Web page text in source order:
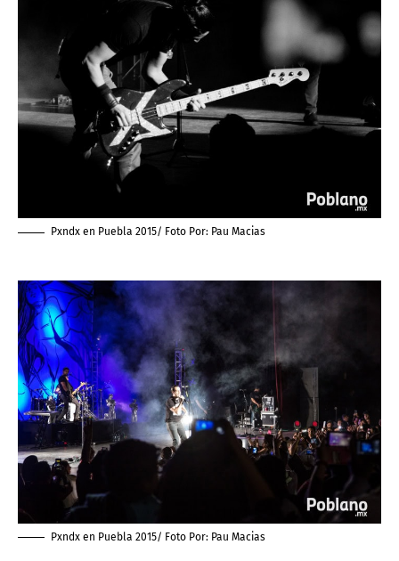
Pxndx en Puebla 2015/ Foto Por: Pau Macias
Pxndx en Puebla 2015/ Foto Por: Pau Macias